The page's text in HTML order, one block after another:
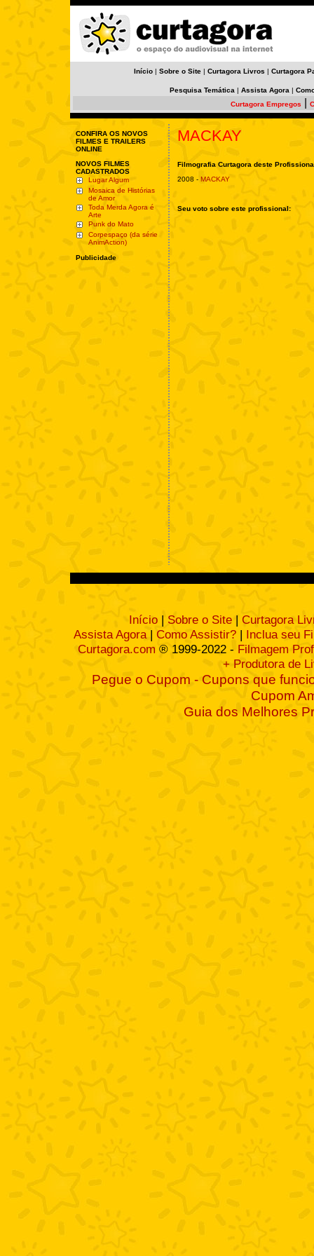
Início | Sobre o Site | Curtagora Livros | Curtagora
Pesquisa Temática | Assista Agora |
Curtagora Empregos
CONFIRA OS NOVOS
FILMES E TRAILERS
ONLINE
NOVOS FILMES
CADASTRADOS
Lugar Algum
Mosaica de Histórias
de Amor
Toda Merda Agora é
Arte
Punk do Mato
Corpespaço (da série
AnimAction)
Publicidade
MACKAY
Filmografia Curtagora deste
2008 - MACKAY
Seu voto sobre este profissional:
Início | Sobre o Site | Curtagora
Assista Agora| Como Assistir? | Inclua seu
Curtagora.com ® 1999-2022 - Filmagem
+ Produtora de
Pegue o Cupom - Cupons que
Cupom
Guia dos Melhores